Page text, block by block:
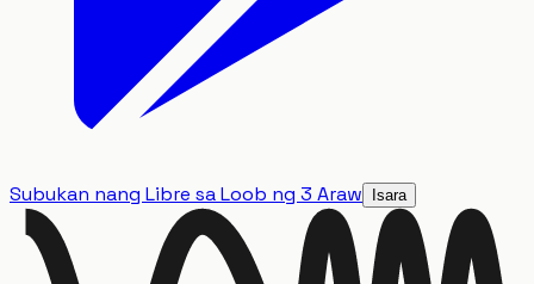
Subukan nang Libre sa Loob ng 3 Araw Isara